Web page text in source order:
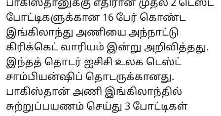
பாகிஸ்தானுக்கு எதிரான முதல் 2 டெஸ்ட்
போட்டிகளுக்கான 16 பேர் கொண்ட
இங்கிலாந்து அணியை அந்நாட்டு
கிரிக்கெட் வாரியம் இன்று அறிவித்தது.
இந்தத் தொடர் ஐசிசி உலக டெஸ்ட்
சாம்பியன்ஷிப் தொடருக்கானது.
பாகிஸ்தான் அணி இங்கிலாந்தில்
சுற்றுப்பயணம் செய்து 3 போட்டிகள்